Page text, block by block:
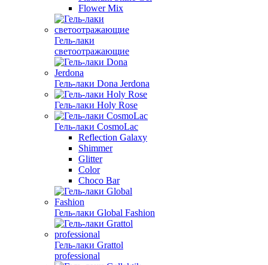
Flower Mix
Гель-лаки
светоотражающие
Гель-лаки Dona Jerdona
Гель-лаки Holy Rose
Гель-лаки CosmoLac
Reflection Galaxy
Shimmer
Glitter
Color
Choco Bar
Гель-лаки Global Fashion
Гель-лаки Grattol
professional